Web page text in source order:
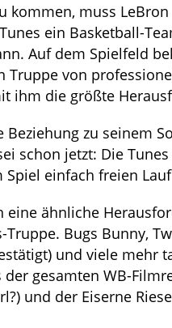
kommen, muss
ein Basketball-
Auf dem Spielfeld
von
ihm die größte
zu seinem
schon jetzt: Die
einfach freien
eine ähnliche
Bugs Bunny,
und viele mehr
gesamten WB-
und der Eiserne